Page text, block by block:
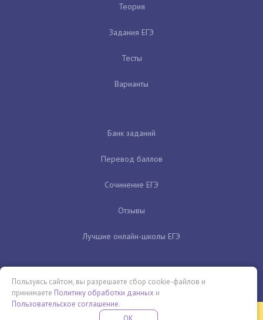
Теория
Задания ЕГЭ
Тесты
Варианты
Банк заданий
Перевод баллов
Сочинение ЕГЭ
Отзывы
Лучшие онлайн-школы ЕГЭ
Бесплатная летняя школа
Пользуясь сайтом, вы разрешаете сбор cookie-файлов и
принимаете Политику обработки данных и
Пользовательское соглашение.